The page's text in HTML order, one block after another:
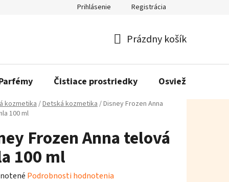
Prihlásenie Registrácia
košík
Prázdny košík
Čistiace prostriedky Osviežovače
kozmetika/Detská kozmetika/Disney Frozen Anna
100 ml
Frozen Anna telová
100 ml
Podrobnosti hodnotenia